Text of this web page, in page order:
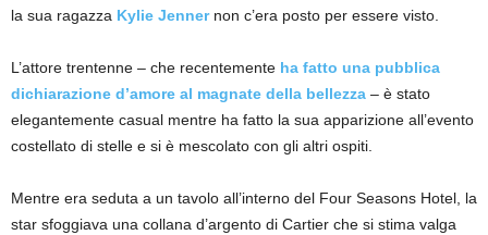
la sua ragazza Kylie Jennernon c’era posto per essere visto.
L’attore trentenne – che recentemente ha fatto una pubblica
dichiarazione d’amore al magnate della bellezza – è stato
elegantemente casual mentre ha fatto la sua apparizione all’evento
costellato di stelle e si è mescolato con gli altri ospiti.
Mentre era seduta a un tavolo all’interno del Four Seasons Hotel, la
star sfoggiava una collana d’argento di Cartier che si stima valga